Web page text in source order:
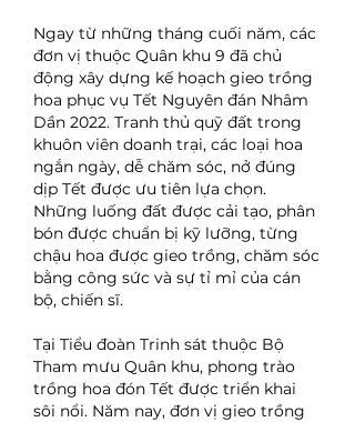
Ngay từ những tháng cuối năm, các
đơn vị thuộc Quân khu 9 đã chủ
động xây dựng kế hoạch gieo trồng
hoa phục vụ Tết Nguyên đán Nhâm
Dần 2022. Tranh thủ quỹ đất trong
khuôn viên doanh trại, các loại hoa
ngắn ngày, dễ chăm sóc, nở đúng
dịp Tết được ưu tiên lựa chọn.
Những luống đất được cải tạo, phân
bón được chuẩn bị kỹ lưỡng, từng
chậu hoa được gieo trồng, chăm sóc
bằng công sức và sự tỉ mỉ của cán
bộ, chiến sĩ.
Tại Tiểu đoàn Trinh sát thuộc Bộ
Tham mưu Quân khu, phong trào
trồng hoa đón Tết được triển khai
sôi nổi. Năm nay, đơn vị gieo trồng